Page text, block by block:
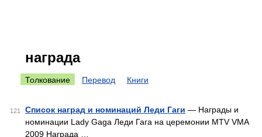
награда
Толкование Перевод Книги
121 Список наград и номинаций Леди Гаги — Награды и
номинации Lady Gaga Леди Гага на церемонии MTV VMA
2009 Награда …